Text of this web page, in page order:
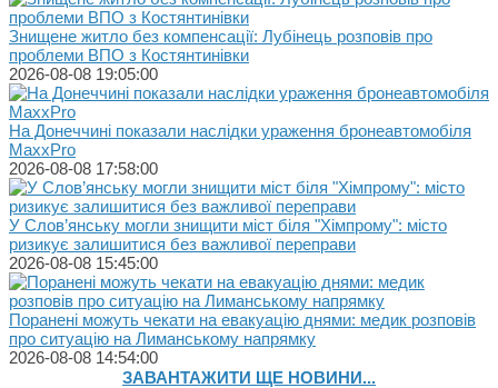
Знищене житло без компенсації: Лубінець розповів про
проблеми ВПО з Костянтинівки
2026-08-08 19:05:00
На Донеччині показали наслідки ураження бронеавтомобіля
MaxxPro
2026-08-08 17:58:00
У Слов’янську могли знищити міст біля "Хімпрому": місто
ризикує залишитися без важливої переправи
2026-08-08 15:45:00
Поранені можуть чекати на евакуацію днями: медик розповів
про ситуацію на Лиманському напрямку
2026-08-08 14:54:00
ЗАВАНТАЖИТИ ЩЕ НОВИНИ...